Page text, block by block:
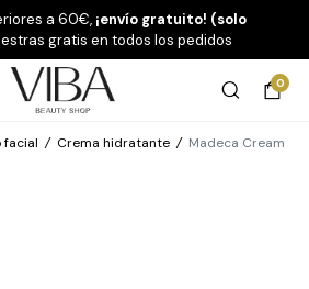
a 60€, ¡envío gratuito! (solo
gratis en todos los pedidos
0
facial / Crema hidratante / Madeca Cream